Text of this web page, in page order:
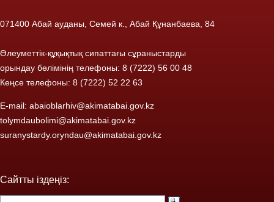
071400 Абай ауданы, Семей к., Абай Құнанбаева, 84
Әлеуметтік-құқықтық сипаттағы сұраныстарды
орындау бөлімінің телефоны: 8 (7222) 56 00 48
Кеңсе телефоны: 8 (7222) 52 22 63
E-mail: abaioblarhiv@akimatabai.gov.kz
tolymdaubolimi@akimatabai.gov.kz
suranystardy.oryndau@akimatabai.gov.kz
Сайтты іздеңіз: